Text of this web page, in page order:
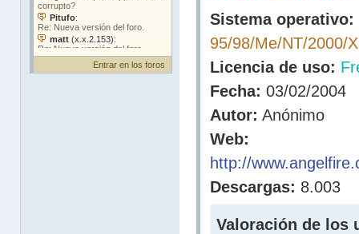
Entrar en los foros
Sistema operativo:
95/98/Me/NT/2000/
Licencia de uso:
Fecha: 03/02/2004
Autor: Anónimo
Web:
http://
Descargas: 8.003
Valoración de los